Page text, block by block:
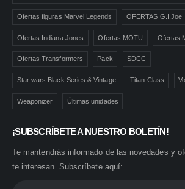
Ofertas figuras Marvel Legends OFERTAS G.I.Joe
Ofertas Indiana Jones Ofertas MOTU Ofertas
Ofertas Transformers Pack SDCC
Star wars Black Series & Vintage Titan Class
Weaponizer Últimas unidades
¡SUBSCRÍBETE A NUESTRO BOLETÍN!
Te mantendrás informado de las novedades y
te interesan. Subscríbete aquí: